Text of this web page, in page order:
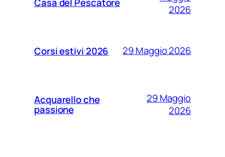
2026
Corsi estivi 2026 29 Maggio 2026
Acquarello che
passione
29 Maggio
2026